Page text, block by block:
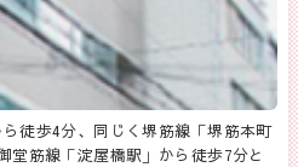
徒歩4分、同じく堺筋線「堺筋本町
堂筋線「淀屋橋駅」から徒歩7分と